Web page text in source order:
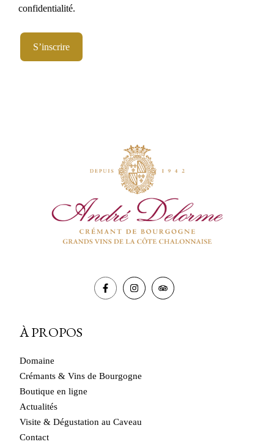
confidentialité.
S’inscrire
À PROPOS
Domaine
Crémants & Vins de Bourgogne
Boutique en ligne
Actualités
Visite & Dégustation au Caveau
Contact